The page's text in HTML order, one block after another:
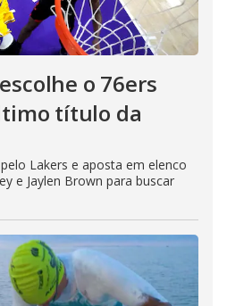
o 76ers
título da
Lakers e aposta em elenco
e Jaylen Brown para buscar